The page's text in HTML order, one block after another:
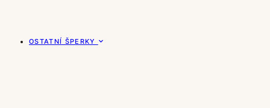
OSTATNÍ ŠPERKY